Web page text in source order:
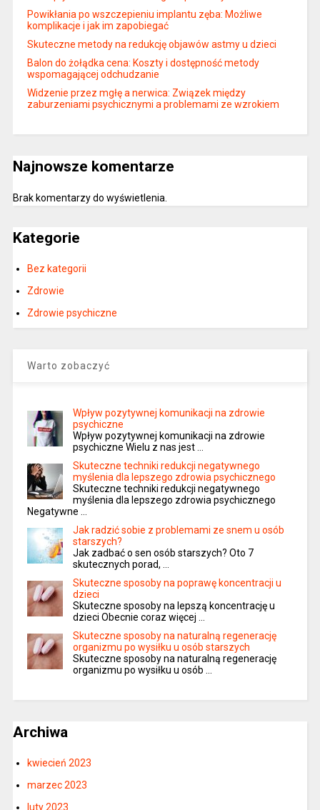
Powikłania po wszczepieniu implantu zęba: Możliwe
komplikacje i jak im zapobiegać
Skuteczne metody na redukcję objawów astmy u dzieci
Balon do żołądka cena: Koszty i dostępność metody
wspomagającej odchudzanie
Widzenie przez mgłę a nerwica: Związek między
zaburzeniami psychicznymi a problemami ze wzrokiem
Najnowsze komentarze
Brak komentarzy do wyświetlenia.
Kategorie
Bez kategorii
Zdrowie
Zdrowie psychiczne
Warto zobaczyć
Wpływ pozytywnej komunikacji na zdrowie
psychiczne
Wpływ pozytywnej komunikacji na zdrowie
psychiczne Wielu z nas jest …
Skuteczne techniki redukcji negatywnego
myślenia dla lepszego zdrowia psychicznego
Skuteczne techniki redukcji negatywnego
myślenia dla lepszego zdrowia psychicznego
Negatywne …
Jak radzić sobie z problemami ze snem u osób
starszych?
Jak zadbać o sen osób starszych? Oto 7
skutecznych porad, …
Skuteczne sposoby na poprawę koncentracji u
dzieci
Skuteczne sposoby na lepszą koncentrację u
dzieci Obecnie coraz więcej …
Skuteczne sposoby na naturalną regenerację
organizmu po wysiłku u osób starszych
Skuteczne sposoby na naturalną regenerację
organizmu po wysiłku u osób …
Archiwa
kwiecień 2023
marzec 2023
luty 2023